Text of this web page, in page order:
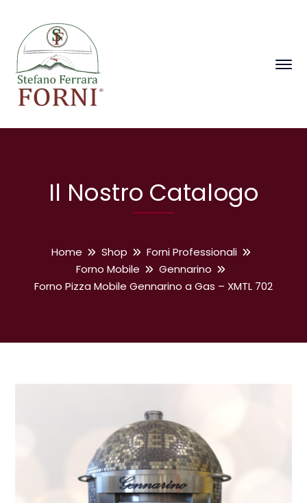
Il Nostro Catalogo
Home Shop
Forni Professionali
Forno Mobile
Gennarino
Forno Pizza Mobile Gennarino a Gas – XMTL 702